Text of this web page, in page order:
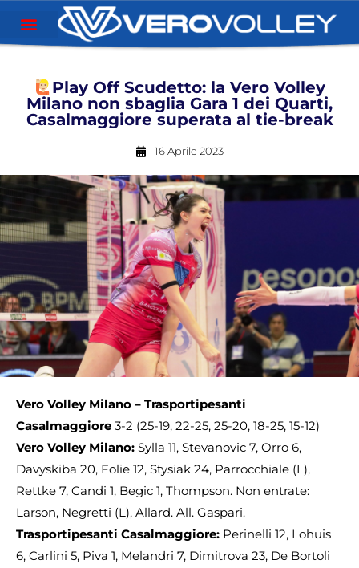
Play Off Scudetto: la Vero Volley
Milano non sbaglia Gara 1 dei Quarti,
Casalmaggiore superata al tie-break
16 Aprile 2023
Vero Volley Milano – Trasportipesanti
Casalmaggiore 3-2 (25-19, 22-25, 25-20, 18-25, 15-12)
Vero Volley Milano: Sylla 11, Stevanovic 7, Orro 6,
Davyskiba 20, Folie 12, Stysiak 24, Parrocchiale (L),
Rettke 7, Candi 1, Begic 1, Thompson. Non entrate:
Larson, Negretti (L), Allard. All. Gaspari.
Trasportipesanti Casalmaggiore: Perinelli 12, Lohuis
6, Carlini 5, Piva 1, Melandri 7, Dimitrova 23, De Bortoli